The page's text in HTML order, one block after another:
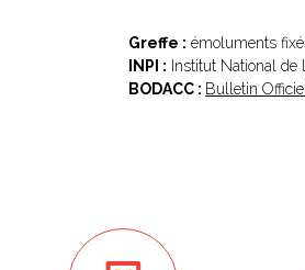
Greffe : émoluments
INPI : Institut National
BODACC : Bulletin